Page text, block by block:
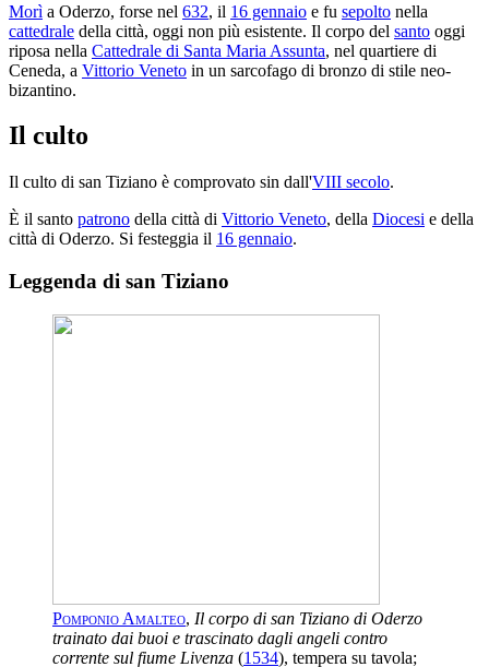
Morì a Oderzo, forse nel 632, il 16 gennaio e fu sepolto nella
cattedrale della città, oggi non più esistente. Il corpo del santo oggi
riposa nella Cattedrale di Santa Maria Assunta, nel quartiere di
Ceneda, a Vittorio Veneto in un sarcofago di bronzo di stile neo-
bizantino.
Il culto
Il culto di san Tiziano è comprovato sin dall'VIII secolo.
È il santo patrono della città di Vittorio Veneto, della Diocesi e della
città di Oderzo. Si festeggia il 16 gennaio.
Leggenda di san Tiziano
Pomponio Amalteo, Il corpo di san Tiziano di Oderzo
trainato dai buoi e trascinato dagli angeli contro
corrente sul fiume Livenza (1534), tempera su tavola;